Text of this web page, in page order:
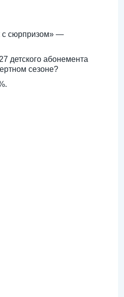
с сюрпризом» —
детского абонемента
сезоне?